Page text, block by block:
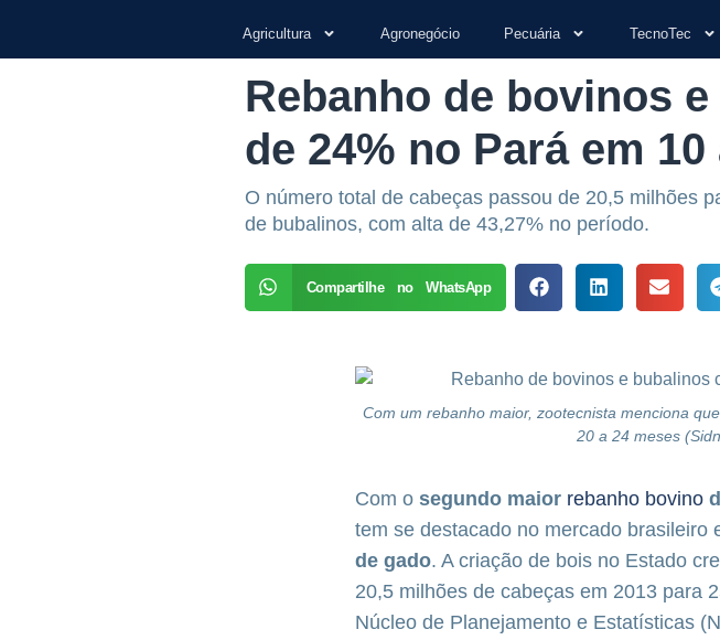
Agricultura Agronegócio Pecuária TecnoTec
Rebanho de bovinos
de 24% no Pará em 10
O número total de cabeças passou de 20,5 milhões
de bubalinos, com alta de 43,27% no período.
Compartilhe no WhatsApp
Com um rebanho maior, zootecnista menciona
20 a 24 meses
Com o segundo maior rebanho bovino
tem se destacado no mercado brasileiro
de gado. A criação de bois no Estado
20,5 milhões de cabeças em 2013 para
Núcleo de Planejamento e Estatísticas